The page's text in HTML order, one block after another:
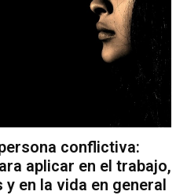
conflictiva:
aplicar en el trabajo,
en la vida en general